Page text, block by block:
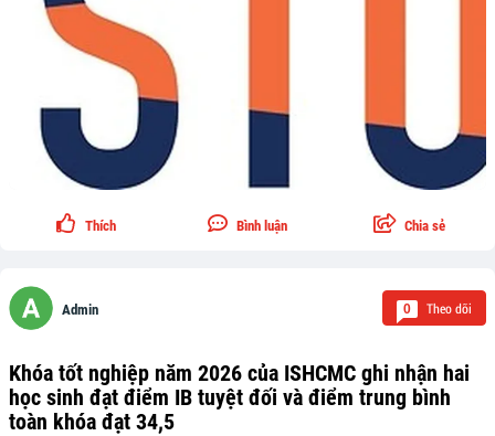
Thích Bình luận Chia sẻ
Admin 0 Theo dõi
Khóa tốt nghiệp năm 2026 của ISHCMC ghi nhận hai
học sinh đạt điểm IB tuyệt đối và điểm trung bình
toàn khóa đạt 34,5